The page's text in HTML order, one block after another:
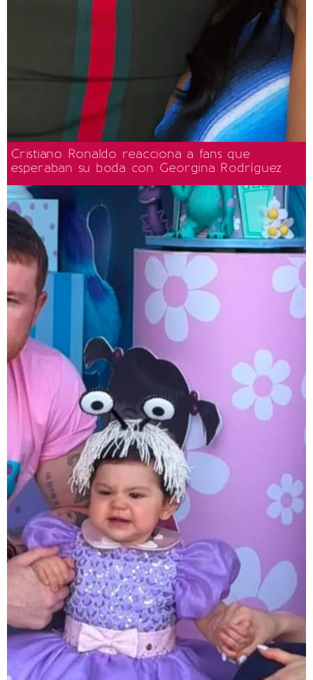
Cristiano Ronaldo reacciona a fans que
esperaban su boda con Georgina Rodríguez